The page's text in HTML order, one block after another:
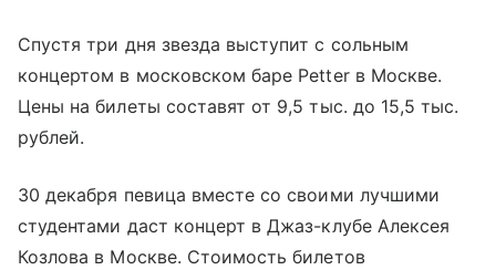
Спустя три дня звезда выступит с сольным
концертом в московском баре Petter в Москве.
Цены на билеты составят от 9,5 тыс. до 15,5 тыс.
рублей.
30 декабря певица вместе со своими лучшими
студентами даст концерт в Джаз-клубе Алексея
Козлова в Москве. Стоимость билетов